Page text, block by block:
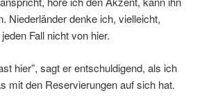
Niederländer denke ich, vielleicht,
Fall nicht von hier.
hier”, sagt er entschuldigend, als ich
mit den Reservierungen auf sich hat.